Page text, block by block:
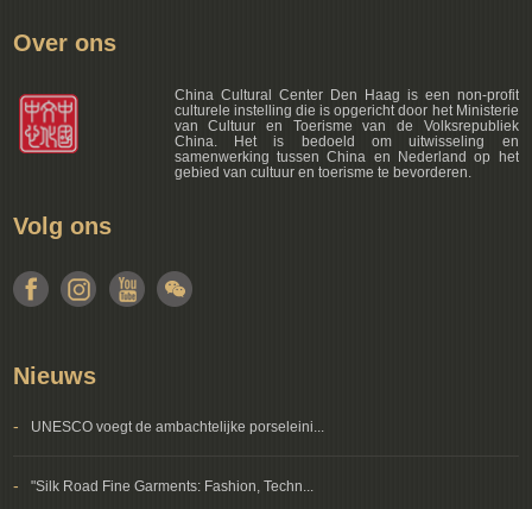
Over ons
China Cultural Center Den Haag is een non-profit
culturele instelling die is opgericht door het Ministerie
van Cultuur en Toerisme van de Volksrepubliek
China. Het is bedoeld om uitwisseling en
samenwerking tussen China en Nederland op het
gebied van cultuur en toerisme te bevorderen.
Volg ons
Nieuws
- UNESCO voegt de ambachtelijke porseleini...
- "Silk Road Fine Garments: Fashion, Techn...